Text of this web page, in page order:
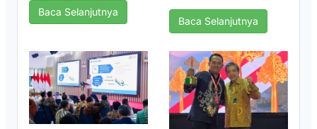
Baca Selanjutnya
Baca Selanjutnya